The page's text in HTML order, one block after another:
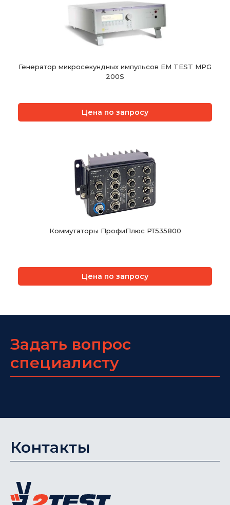
Генератор микросекундных импульсов EM TEST MPG
200S
Цена по запросу
Коммутаторы ПрофиПлюс РТ535800
Цена по запросу
Задать вопрос
специалисту
Контакты